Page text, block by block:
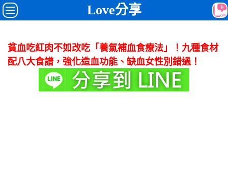
Love分享
貧血吃紅肉不如改吃「養氣補血食療法」！九種食材
配八大食譜，強化造血功能、缺血女性別錯過！